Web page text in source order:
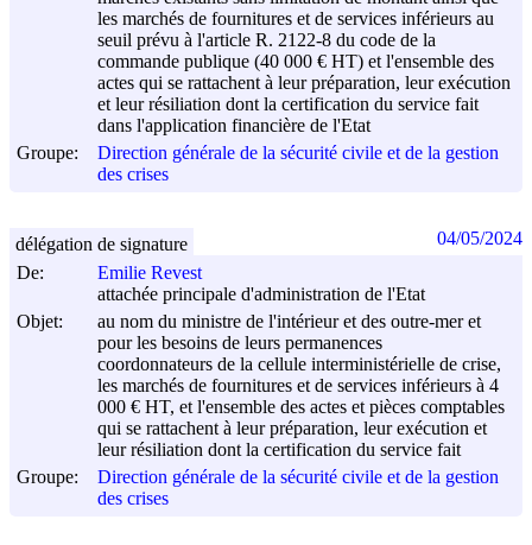
les marchés de fournitures et de services inférieurs au
seuil prévu à l'article R. 2122-8 du code de la
commande publique (40 000 € HT) et l'ensemble des
actes qui se rattachent à leur préparation, leur exécution
et leur résiliation dont la certification du service fait
dans l'application financière de l'Etat
Groupe:
Direction générale de la sécurité civile et de la gestion
des crises
De:
Emilie Revest
attachée principale d'administration de l'Etat
Objet:
au nom du ministre de l'intérieur et des outre-mer et
pour les besoins de leurs permanences
coordonnateurs de la cellule interministérielle de crise,
les marchés de fournitures et de services inférieurs à 4
000 € HT, et l'ensemble des actes et pièces comptables
qui se rattachent à leur préparation, leur exécution et
leur résiliation dont la certification du service fait
Groupe:
Direction générale de la sécurité civile et de la gestion
des crises
délégation de signature 04/05/2024